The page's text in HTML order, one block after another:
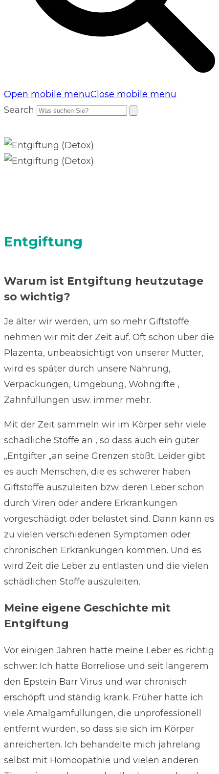
Open mobile menuClose mobile menu
Search
Entgiftung
Warum ist Entgiftung heutzutage
so wichtig?
Je älter wir werden, um so mehr Giftstoffe
nehmen wir mit der Zeit auf. Oft schon über die
Plazenta, unbeabsichtigt von unserer Mutter,
wird es später durch unsere Nahrung,
Verpackungen, Umgebung, Wohngifte ,
Zahnfüllungen usw. immer mehr.
Mit der Zeit sammeln wir im Körper sehr viele
schädliche Stoffe an , so dass auch ein guter
„Entgifter „an seine Grenzen stößt. Leider gibt
es auch Menschen, die es schwerer haben
Giftstoffe auszuleiten bzw. deren Leber schon
durch Viren oder andere Erkrankungen
vorgeschädigt oder belastet sind. Dann kann es
zu vielen verschiedenen Symptomen oder
chronischen Erkrankungen kommen. Und es
wird Zeit die Leber zu entlasten und die vielen
schädlichen Stoffe auszuleiten.
Meine eigene Geschichte mit
Entgiftung
Vor einigen Jahren hatte meine Leber es richtig
schwer: Ich hatte Borreliose und seit längerem
den Epstein Barr Virus und war chronisch
erschöpft und ständig krank. Früher hatte ich
viele Amalgamfüllungen, die unprofessionell
entfernt wurden, so dass sie sich im Körper
anreicherten. Ich behandelte mich jahrelang
selbst mit Homöopathie und vielen anderen